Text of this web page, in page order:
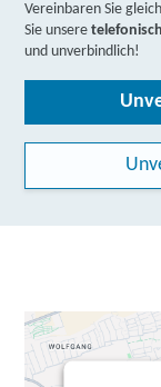
Vereinbaren Sie
Sie unsere
und unverbindlich!